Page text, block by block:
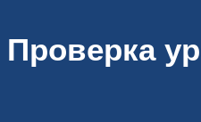
Проверка